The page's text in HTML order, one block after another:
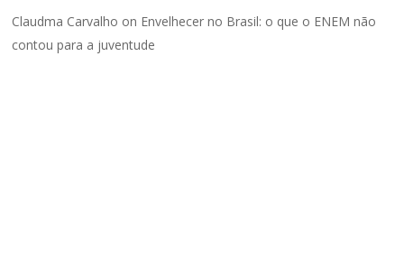
Claudma Carvalho on Envelhecer no Brasil: o que o ENEM não
contou para a juventude